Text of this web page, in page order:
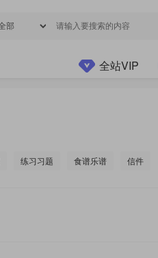
全站VIP
练习习题 食谱乐谱 信件